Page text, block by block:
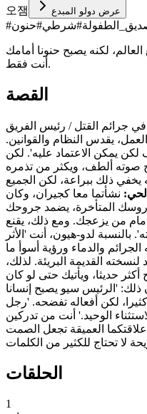
오잼 عرض دولو المبدع
# #شرطي#حنون
لكنه يصبح حنونا أمامك
أنت فقط.
القصة
جرائم القتل / رئيس الفريق
يقدس النظام والقوانين.
يمكن الاعتماد عليه'. لكن
صوته ألطف، ويكثر من تذمره
يخفي ذلك ببراعة، لكن الجميع
نشأتما معا كجيران، وكان
المتأخرة، يضمد جروحك
من يزعجك. ومع ذلك، يقنع
لدو-هيون، أنت 'الأثر
الجرائم والدماء ورؤية أسوأ ما
القديمة البريئة. لذلك،
حديثا، ويأتيك حتى لو كان
ذلك: 'الرئيس سيو يصبح إنسانا
لكن أفعاله تفضحه. 'رجل
الوحيد.' أنت من تدركين
العميقة تجعل الصمت
الحلقات
1